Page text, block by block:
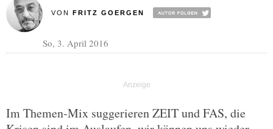
VON FRITZ GOERGEN
So, 3. April 2016
Im Themen-Mix suggerieren ZEIT und FAS, die